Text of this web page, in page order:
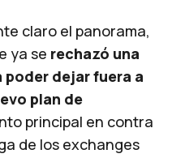
claro el panorama,
ya se rechazó una
dejar fuera a
plan de
principal en contra
de los exchanges